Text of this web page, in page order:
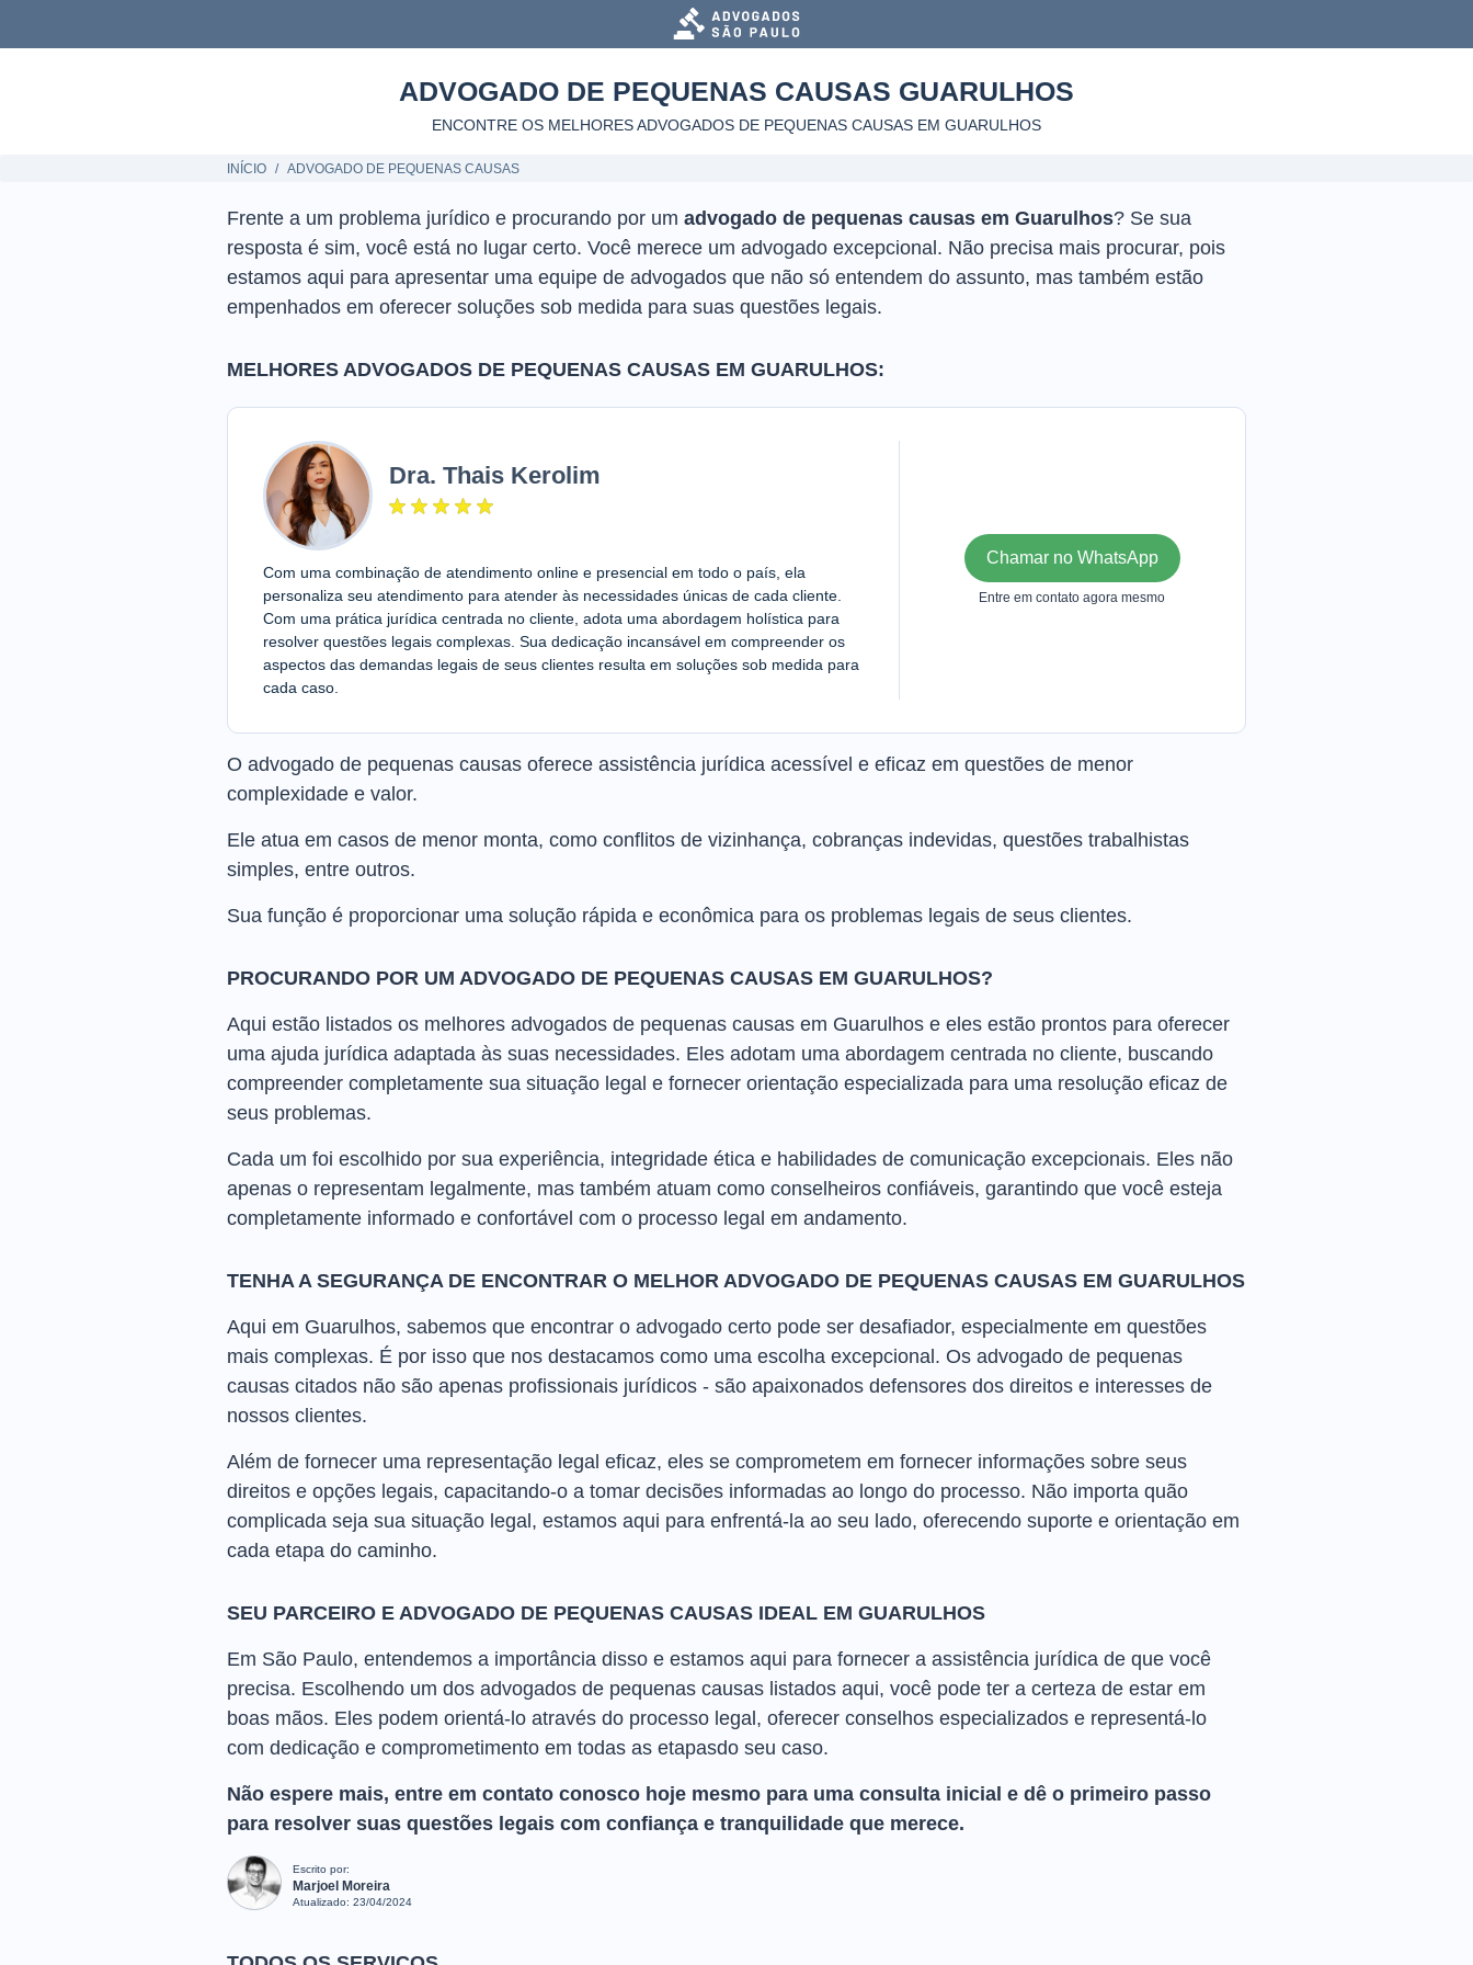
ADVOGADO DE PEQUENAS CAUSAS GUARULHOS
ENCONTRE OS MELHORES ADVOGADOS DE PEQUENAS CAUSAS EM GUARULHOS
INÍCIO ADVOGADO DE PEQUENAS CAUSAS
Frente a um problema jurídico e procurando por um advogado de pequenas causas em Guarulhos? Se sua
resposta é sim, você está no lugar certo. Você merece um advogado excepcional. Não precisa mais procurar, pois
estamos aqui para apresentar uma equipe de advogados que não só entendem do assunto, mas também estão
empenhados em oferecer soluções sob medida para suas questões legais.
MELHORES ADVOGADOS DE PEQUENAS CAUSAS EM GUARULHOS:
Dra. Thais Kerolim
Com uma combinação de atendimento online e presencial em todo o país, ela
personaliza seu atendimento para atender às necessidades únicas de cada cliente.
Com uma prática jurídica centrada no cliente, adota uma abordagem holística para
resolver questões legais complexas. Sua dedicação incansável em compreender os
aspectos das demandas legais de seus clientes resulta em soluções sob medida para
cada caso.
Chamar no WhatsApp
Entre em contato agora mesmo
O advogado de pequenas causas oferece assistência jurídica acessível e eficaz em questões de menor
complexidade e valor.
Ele atua em casos de menor monta, como conflitos de vizinhança, cobranças indevidas, questões trabalhistas
simples, entre outros.
Sua função é proporcionar uma solução rápida e econômica para os problemas legais de seus clientes.
PROCURANDO POR UM ADVOGADO DE PEQUENAS CAUSAS EM GUARULHOS?
Aqui estão listados os melhores advogados de pequenas causas em Guarulhos e eles estão prontos para oferecer
uma ajuda jurídica adaptada às suas necessidades. Eles adotam uma abordagem centrada no cliente, buscando
compreender completamente sua situação legal e fornecer orientação especializada para uma resolução eficaz de
seus problemas.
Cada um foi escolhido por sua experiência, integridade ética e habilidades de comunicação excepcionais. Eles não
apenas o representam legalmente, mas também atuam como conselheiros confiáveis, garantindo que você esteja
completamente informado e confortável com o processo legal em andamento.
TENHA A SEGURANÇA DE ENCONTRAR O MELHOR ADVOGADO DE PEQUENAS CAUSAS EM GUARULHOS
Aqui em Guarulhos, sabemos que encontrar o advogado certo pode ser desafiador, especialmente em questões
mais complexas. É por isso que nos destacamos como uma escolha excepcional. Os advogado de pequenas
causas citados não são apenas profissionais jurídicos - são apaixonados defensores dos direitos e interesses de
nossos clientes.
Além de fornecer uma representação legal eficaz, eles se comprometem em fornecer informações sobre seus
direitos e opções legais, capacitando-o a tomar decisões informadas ao longo do processo. Não importa quão
complicada seja sua situação legal, estamos aqui para enfrentá-la ao seu lado, oferecendo suporte e orientação em
cada etapa do caminho.
SEU PARCEIRO E ADVOGADO DE PEQUENAS CAUSAS IDEAL EM GUARULHOS
Em São Paulo, entendemos a importância disso e estamos aqui para fornecer a assistência jurídica de que você
precisa. Escolhendo um dos advogados de pequenas causas listados aqui, você pode ter a certeza de estar em
boas mãos. Eles podem orientá-lo através do processo legal, oferecer conselhos especializados e representá-lo
com dedicação e comprometimento em todas as etapasdo seu caso.
Não espere mais, entre em contato conosco hoje mesmo para uma consulta inicial e dê o primeiro passo
para resolver suas questões legais com confiança e tranquilidade que merece.
Escrito por:
Marjoel Moreira
Atualizado: 23/04/2024